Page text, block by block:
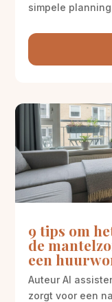
simpele
9 tips om
de
een
Auteur AI
zorgt voor een